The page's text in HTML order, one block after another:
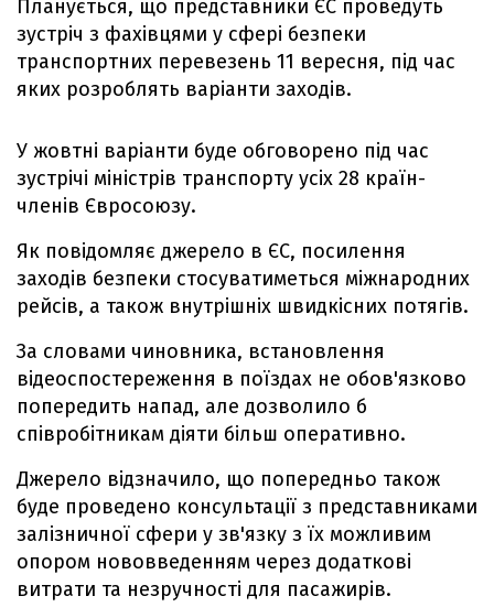
Планується, що представники ЄС проведуть
зустріч з фахівцями у сфері безпеки
транспортних перевезень 11 вересня, під час
яких розроблять варіанти заходів.
У жовтні варіанти буде обговорено під час
зустрічі міністрів транспорту усіх 28 країн-
членів Євросоюзу.
Як повідомляє джерело в ЄС, посилення
заходів безпеки стосуватиметься міжнародних
рейсів, а також внутрішніх швидкісних потягів.
За словами чиновника, встановлення
відеоспостереження в поїздах не обов'язково
попередить напад, але дозволило б
співробітникам діяти більш оперативно.
Джерело відзначило, що попередньо також
буде проведено консультації з представниками
залізничної сфери у зв'язку з їх можливим
опором нововведенням через додаткові
витрати та незручності для пасажирів.